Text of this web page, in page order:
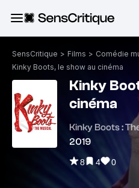
SensCritique > Films > Comédie
Kinky Boots, le show au cinéma
Kinky
cinéma
Kinky Boots :
2019
8 4 0